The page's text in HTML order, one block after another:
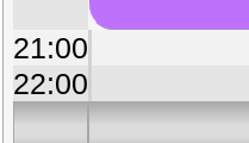
21:00
22:00